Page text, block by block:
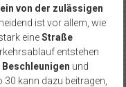
von der zulässigen
ist vor allem, wie
eineStraße
entstehen
und
30 kann dazu beitragen,